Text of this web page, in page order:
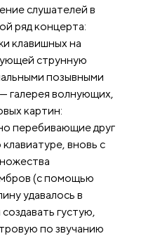
слушателей в
ряд концерта:
клавишных на
струнную
позывными
галерея волнующих,
картин:
перебивающие друг
вновь с
(с помощью
удавалось в
густую,
по звучанию